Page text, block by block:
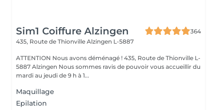
Sim1 Coiffure Alzingen
364
435, Route de Thionville Alzingen L-5887
ATTENTION Nous avons déménagé ! 435, Route de Thionville L-
5887 Alzingen Nous sommes ravis de pouvoir vous accueillir du
mardi au jeudi de 9 h à 1...
Maquillage
Epilation